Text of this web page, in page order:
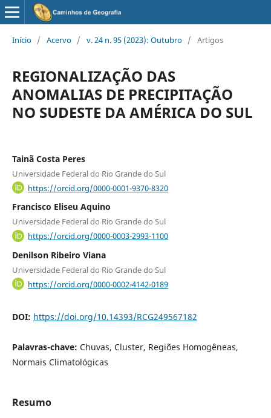
Início / Acervo / v. 24 n. 95 (2023): Outubro / Artigos
REGIONALIZAÇÃO DAS
ANOMALIAS DE PRECIPITAÇÃO
NO SUDESTE DA AMÉRICA DO SUL
Tainã Costa Peres
Universidade Federal do Rio Grande do Sul
https://orcid.org/0000-0001-9370-8320
Francisco Eliseu Aquino
Universidade Federal do Rio Grande do Sul
https://orcid.org/0000-0003-2993-1100
Denilson Ribeiro Viana
Universidade Federal do Rio Grande do Sul
https://orcid.org/0000-0002-4142-0189
DOI: https://doi.org/10.14393/RCG249567182
Palavras-chave: Chuvas, Cluster, Regiões Homogêneas,
Normais Climatológicas
Resumo